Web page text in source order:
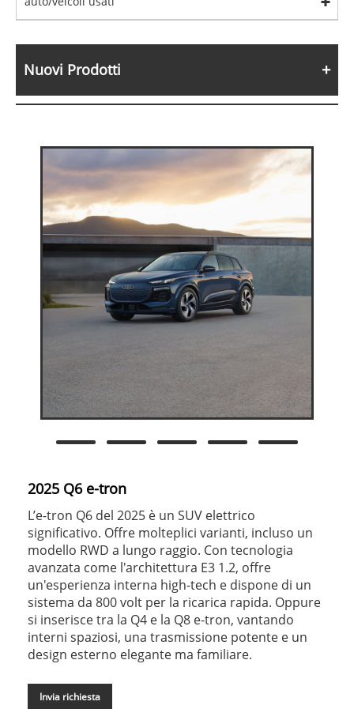
Nuovi Prodotti
2025 Q6 e-tron
L’e-tron Q6 del 2025 è un SUV elettrico
significativo. Offre molteplici varianti, incluso un
modello RWD a lungo raggio. Con tecnologia
avanzata come l'architettura E3 1.2, offre
un'esperienza interna high-tech e dispone di un
sistema da 800 volt per la ricarica rapida. Oppure
si inserisce tra la Q4 e la Q8 e-tron, vantando
interni spaziosi, una trasmissione potente e un
design esterno elegante ma familiare.
Invia richiesta